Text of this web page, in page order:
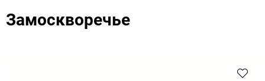
Замоскворечье